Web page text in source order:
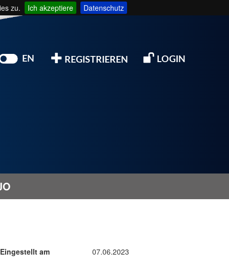
zu. Ich akzeptiere Datenschutz
EN REGISTRIEREN LOGIN
Eingestellt am 07.06.2023